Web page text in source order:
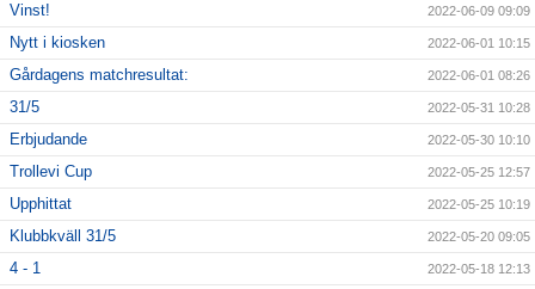
Vinst! 2022-06-09 09:09
Nytt i kiosken 2022-06-01 10:15
Gårdagens matchresultat: 2022-06-01 08:26
31/5 2022-05-31 10:28
Erbjudande 2022-05-30 10:10
Trollevi Cup 2022-05-25 12:57
Upphittat 2022-05-25 10:19
Klubbkväll 31/5 2022-05-20 09:05
4 - 1 2022-05-18 12:13